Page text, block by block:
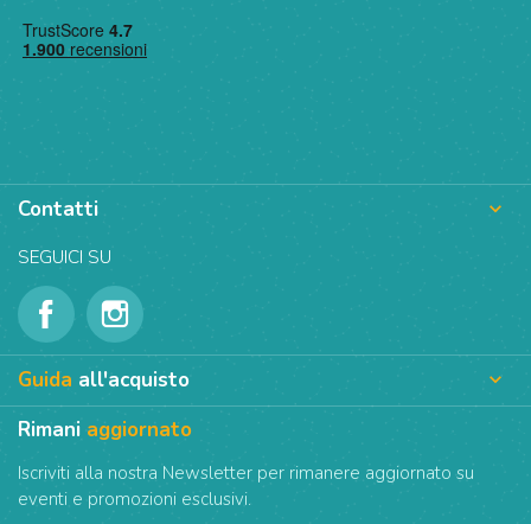
Contatti 
SEGUICI SU
Guida all'acquisto 
Rimani aggiornato
Iscriviti alla nostra Newsletter per rimanere aggiornato su
eventi e promozioni esclusivi.